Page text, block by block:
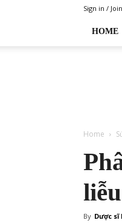
Sign in / Join
HOME
Home
By Dược